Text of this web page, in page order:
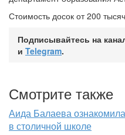
Стоимость досок от 200
Подписывайтесь на
и Telegram.
Смотрите также
Аида Балаева
в столичной школе